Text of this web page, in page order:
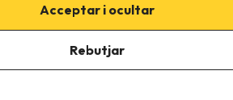
Acceptar i ocultar
Rebutjar